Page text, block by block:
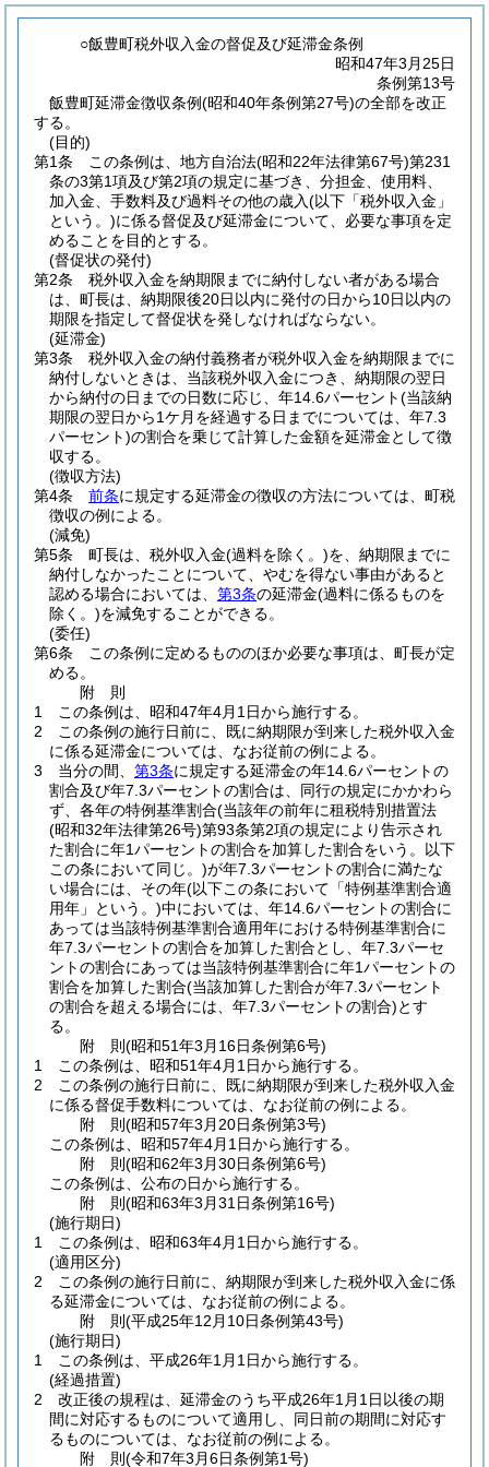
○飯豊町税外収入金の督促及び延滞金条例
昭和47年3月25日
条例第13号
飯豊町延滞金徴収条例(昭和40年条例第27号)の全部を改正
する。
(目的)
第1条
この条例は、地方自治法(昭和22年法律第67号)第231
条の3第1項及び第2項の規定に基づき、分担金、使用料、
加入金、手数料及び過料その他の歳入(以下「税外収入金」
という。)に係る督促及び延滞金について、必要な事項を定
めることを目的とする。
(督促状の発付)
第2条
税外収入金を納期限までに納付しない者がある場合
は、町長は、納期限後20日以内に発付の日から10日以内の
期限を指定して督促状を発しなければならない。
(延滞金)
第3条
税外収入金の納付義務者が税外収入金を納期限までに
納付しないときは、当該税外収入金につき、納期限の翌日
から納付の日までの日数に応じ、年14.6パーセント(当該納
期限の翌日から1ケ月を経過する日までについては、年7.3
パーセント)の割合を乗じて計算した金額を延滞金として徴
収する。
(徴収方法)
第4条
前条に規定する延滞金の徴収の方法については、町税
徴収の例による。
(減免)
第5条
町長は、税外収入金(過料を除く。)を、納期限までに
納付しなかったことについて、やむを得ない事由があると
認める場合においては、 第3条の延滞金(過料に係るものを
除く。)を減免することができる。
(委任)
第6条
この条例に定めるもののほか必要な事項は、町長が定
める。
附 則
1
この条例は、昭和47年4月1日から施行する。
2
この条例の施行日前に、既に納期限が到来した税外収入金
に係る延滞金については、なお従前の例による。
3
当分の間、 第3条に規定する延滞金の年14.6パーセントの
割合及び年7.3パーセントの割合は、同行の規定にかかわら
ず、各年の特例基準割合(当該年の前年に租税特別措置法
(昭和32年法律第26号)第93条第2項の規定により告示され
た割合に年1パーセントの割合を加算した割合をいう。以下
この条において同じ。)が年7.3パーセントの割合に満たな
い場合には、その年(以下この条において「特例基準割合適
用年」という。)中においては、年14.6パーセントの割合に
あっては当該特例基準割合適用年における特例基準割合に
年7.3パーセントの割合を加算した割合とし、年7.3パーセ
ントの割合にあっては当該特例基準割合に年1パーセントの
割合を加算した割合(当該加算した割合が年7.3パーセント
の割合を超える場合には、年7.3パーセントの割合)とす
る。
附 則(昭和51年3月16日条例第6号)
1
この条例は、昭和51年4月1日から施行する。
2
この条例の施行日前に、既に納期限が到来した税外収入金
に係る督促手数料については、なお従前の例による。
附 則(昭和57年3月20日条例第3号)
この条例は、昭和57年4月1日から施行する。
附 則(昭和62年3月30日条例第6号)
この条例は、公布の日から施行する。
附 則(昭和63年3月31日条例第16号)
(施行期日)
1
この条例は、昭和63年4月1日から施行する。
(適用区分)
2
この条例の施行日前に、納期限が到来した税外収入金に係
る延滞金については、なお従前の例による。
附 則(平成25年12月10日条例第43号)
(施行期日)
1
この条例は、平成26年1月1日から施行する。
(経過措置)
2
改正後の規程は、延滞金のうち平成26年1月1日以後の期
間に対応するものについて適用し、同日前の期間に対応す
るものについては、なお従前の例による。
附 則(令和7年3月6日条例第1号)